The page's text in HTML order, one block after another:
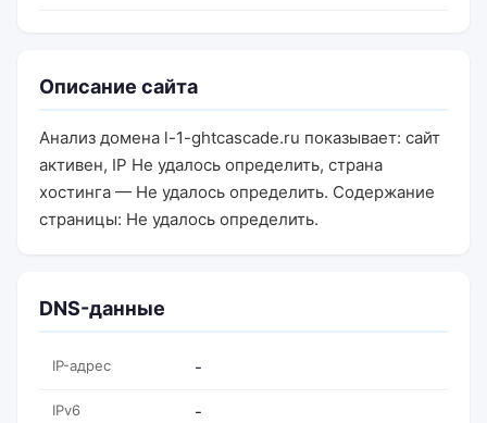
Описание сайта
Анализ домена l-1-ghtcascade.ru показывает: сайт
активен, IP Не удалось определить, страна
хостинга — Не удалось определить. Содержание
страницы: Не удалось определить.
DNS-данные
IP-адрес -
IPv6 -